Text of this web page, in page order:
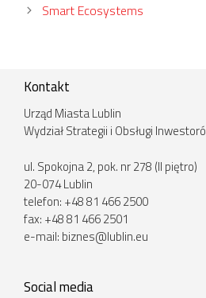
Smart Ecosystems
Kontakt
Urząd Miasta Lublin
Wydział Strategii i Obsługi
ul. Spokojna 2, pok. nr 278 (II piętro)
20-074 Lublin
telefon: +48 81 466 2500
fax: +48 81 466 2501
e-mail: biznes@lublin.eu
Social media